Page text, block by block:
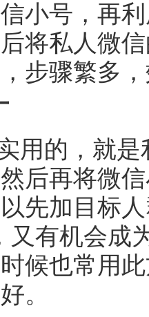
小号，再
将私人微
步骤繁多
用的，就
后再将微
先加目标
又有机会成
候也常用
。